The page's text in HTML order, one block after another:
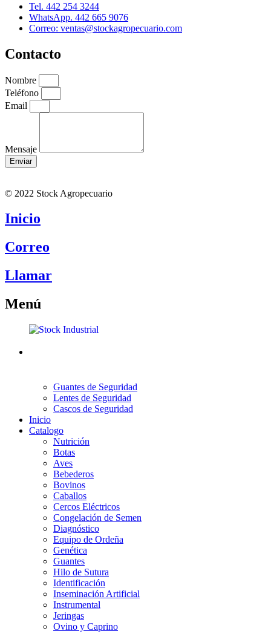
Tel. 442 254 3244
WhatsApp. 442 665 9076
Correo: ventas@stockagropecuario.com
Contacto
Nombre
Teléfono
Email
Mensaje
Enviar
© 2022 Stock Agropecuario
Inicio
Correo
Llamar
Menú
Guantes de Seguridad
Lentes de Seguridad
Cascos de Seguridad
Inicio
Catalogo
Nutrición
Botas
Aves
Bebederos
Bovinos
Caballos
Cercos Eléctricos
Congelación de Semen
Diagnóstico
Equipo de Ordeña
Genética
Guantes
Hilo de Sutura
Identificación
Inseminación Artificial
Instrumental
Jeringas
Ovino y Caprino